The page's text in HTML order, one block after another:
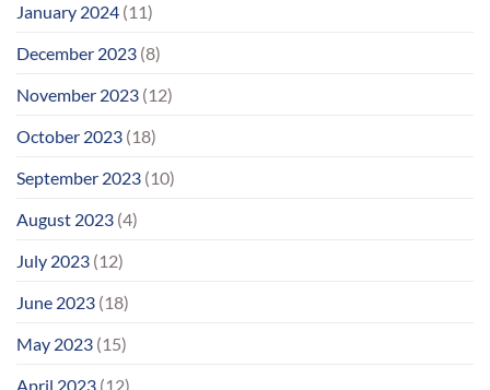
January 2024 (11)
December 2023 (8)
November 2023 (12)
October 2023 (18)
September 2023 (10)
August 2023 (4)
July 2023 (12)
June 2023 (18)
May 2023 (15)
April 2023 (12)